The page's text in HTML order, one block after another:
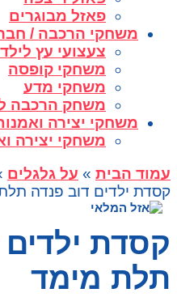
פאזל מבוגרים
משחקי הרכבה /
צעצועי עץ
משחקי קופסה
משחקי מדע
משחק הרכבה
משחקי יצירה
משחקי יצירה
עמוד הבית» על גלגלים
קסדת ילדים דוב פנדה
קסדת
תלת מימד